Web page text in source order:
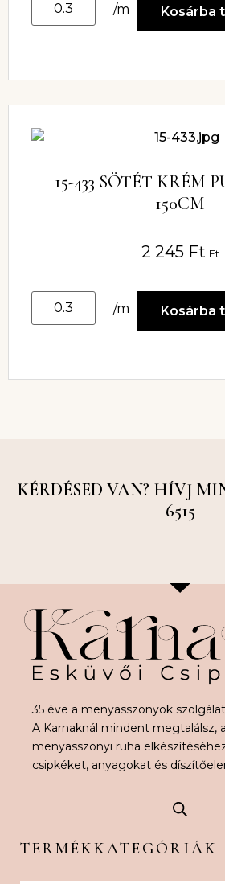
/m Kosárba
15-433 SÖTÉT KRÉM
150CM
2 245 Ft Ft
/m Kosárba
KÉRDÉSED VAN? HÍVJ
6515
35 éve a menyasszonyok
A Karnaknál mindent megtalálsz,
menyasszonyi ruha
csipkéket, anyagokat és
TERMÉKKATEGÓRIÁK